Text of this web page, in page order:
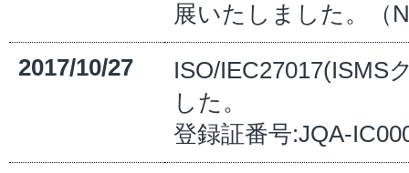
展いたしました。（
2017/10/27
ISO/IEC27017(ISMS
した。
登録証番号:JQA-